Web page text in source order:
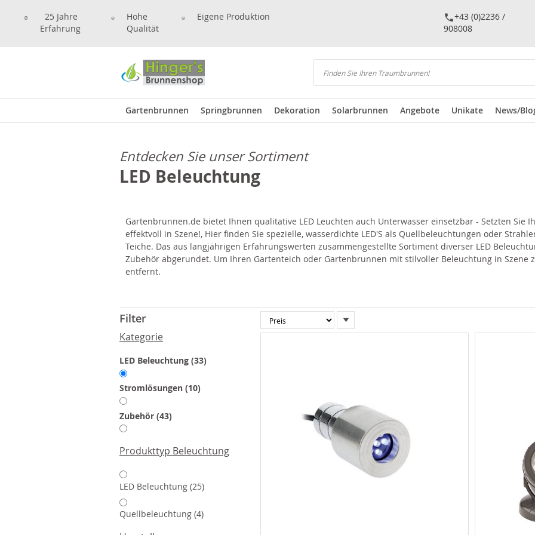
25 Jahre
Erfahrung
Hohe
Qualität
Eigene Produktion
+43 (0)2236 /
908008
Suchen
Gartenbrunnen Springbrunnen Dekoration Solarbrunnen Angebote Unikate News/
Entdecken Sie unser Sortiment
LED Beleuchtung
Gartenbrunnen.de bietet Ihnen qualitative LED Leuchten auch Unterwasser einsetzbar - Setzten Sie
effektvoll in Szene!, Hier finden Sie spezielle, wasserdichte LED'S als Quellbeleuchtungen oder
Teiche. Das aus langjährigen Erfahrungswerten zusammengestellte Sortiment diverser LED
Zubehör abgerundet. Um Ihren Gartenteich oder Gartenbrunnen mit stilvoller Beleuchtung in Szene
entfernt.
absteigender
Filter
Kategorie
LED Beleuchtung 33Artikel
Stromlösungen 10Artikel
Zubehör 43Artikel
Produkttyp Beleuchtung
LED Beleuchtung 25Artikel
Quellbeleuchtung 4Artikel